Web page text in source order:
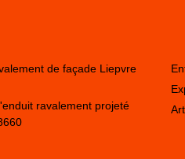
de façade Liepvre
ravalement projeté